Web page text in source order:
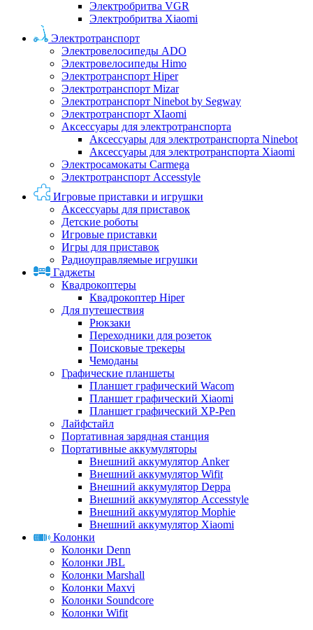
Электробритва VGR
Электробритва Xiaomi
Электротранспорт
Электровелосипеды ADO
Электровелосипеды Himo
Электротранспорт Hiper
Электротранспорт Mizar
Электротранспорт Ninebot by Segway
Электротранспорт XIaomi
Аксессуары для электротранспорта
Аксессуары для электротранспорта Ninebot
Аксессуары для электротранспорта Xiaomi
Электросамокаты Carmega
Электротранспорт Accesstyle
Игровые приставки и игрушки
Аксессуары для приставок
Детские роботы
Игровые приставки
Игры для приставок
Радиоуправляемые игрушки
Гаджеты
Квадрокоптеры
Квадрокоптер Hiper
Для путешествия
Рюкзаки
Переходники для розеток
Поисковые трекеры
Чемоданы
Графические планшеты
Планшет графический Wacom
Планшет графический Xiaomi
Планшет графический XP-Pen
Лайфстайл
Портативная зарядная станция
Портативные аккумуляторы
Внешний аккумулятор Anker
Внешний аккумулятор Wifit
Внешний аккумулятор Deppa
Внешний аккумулятор Accesstyle
Внешний аккумулятор Mophie
Внешний аккумулятор Xiaomi
Колонки
Колонки Denn
Колонки JBL
Колонки Marshall
Колонки Maxvi
Колонки Soundcore
Колонки Wifit